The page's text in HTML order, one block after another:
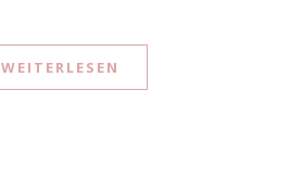
WEITERLESEN